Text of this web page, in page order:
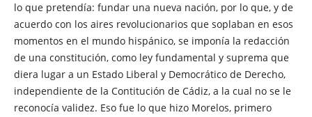
lo que pretendía: fundar una nueva nación, por lo que, y de
acuerdo con los aires revolucionarios que soplaban en esos
momentos en el mundo hispánico, se imponía la redacción
de una constitución, como ley fundamental y suprema que
diera lugar a un Estado Liberal y Democrático de Derecho,
independiente de la Contitución de Cádiz, a la cual no se le
reconocía validez. Eso fue lo que hizo Morelos, primero